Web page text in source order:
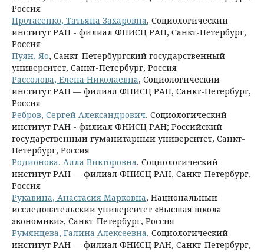
Россия
Протасенко, Татьяна Захаровна, Социологический
институт РАН - филиал ФНИСЦ РАН, Санкт-Петербург,
Россия
Пуян, Яо, Санкт-Петербургский государственный
университет, Санкт-Петербург, Россия
Рассолова, Елена Николаевна, Социологический
институт РАН — филиал ФНИСЦ РАН, Санкт-Петербург,
Россия
Ребров, Сергей Александрович, Социологический
институт РАН - филиал ФНИСЦ РАН; Российский
государственный гуманитарный университет, Санкт-
Петербург, Россия
Родионова, Алла Викторовна, Социологический
институт РАН — филиал ФНИСЦ РАН, Санкт-Петербург,
Россия
Рукавина, Анастасия Марковна, Национальный
исследовательский университет «Высшая школа
экономики», Санкт-Петербург, Россия
Румянцева, Галина Алексеевна, Социологический
институт РАН — филиал ФНИСЦ РАН, Санкт-Петербург,